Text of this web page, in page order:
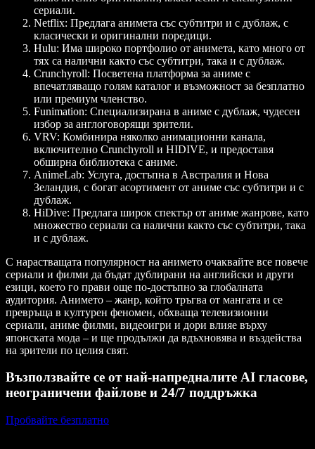
сериали.
Netflix: Предлага анимета със субтитри и с дублаж, с
класически и оригинални поредици.
Hulu: Има широко портфолио от анимета, като много от
тях са налични както със субтитри, така и с дублаж.
Crunchyroll: Посветена платформа за аниме с
впечатляващо голям каталог и възможност за безплатно
или премиум членство.
Funimation: Специализирана в аниме с дублаж, чудесен
избор за англоговорящи зрители.
VRV: Комбинира няколко анимационни канала,
включително Crunchyroll и HIDIVE, и предоставя
обширна библиотека с аниме.
AnimeLab: Услуга, достъпна в Австралия и Нова
Зеландия, с богат асортимент от аниме със субтитри и с
дублаж.
HiDive: Предлага широк спектър от аниме жанрове, като
множество сериали са налични както със субтитри, така
и с дублаж.
С нарастващата популярност на анимето очаквайте все повече
сериали и филми да бъдат дублирани на английски и други
езици, което го прави още по-достъпно за глобалната
аудитория. Анимето – жанр, който тръгва от мангата и се
превръща в културен феномен, обхваща телевизионни
сериали, аниме филми, видеоигри и дори влияе върху
японската мода – и ще продължи да вдъхновява и въздейства
на зрители по целия свят.
Възползвайте се от най-напредналите AI гласове,
неограничени файлове и 24/7 поддръжка
Пробвайте безплатно